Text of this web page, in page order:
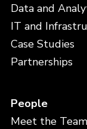
Data and
IT and
Case Studies
Partnerships
People
Meet the Team